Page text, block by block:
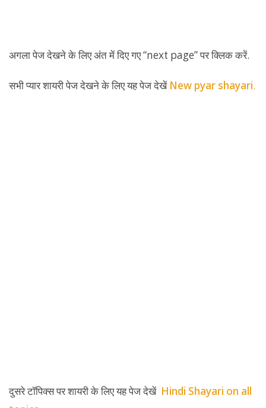
अगला पेज देखने के लिए अंत में दिए गए “next page” पर क्लिक करें.
सभी प्यार शायरी पेज देखने के लिए यह पेज देखें New pyar shayari.
दुसरे टॉपिक्स पर शायरी के लिए यह पेज देखें Hindi Shayari on all